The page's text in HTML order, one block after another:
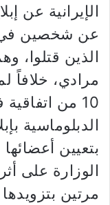
الإيرانية عن
عن شخصين في
الذين قتلوا،
مرادي، خلافاً
10 من
الدبلوماسية
بتعيين
الوزارة على
مرتين